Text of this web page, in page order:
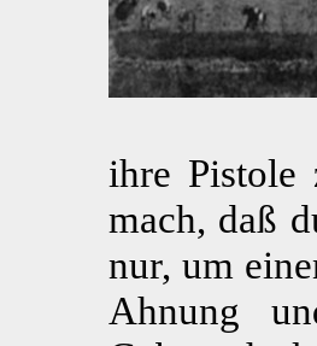
ihre Pistole
mach, daß
nur, um
Ahnung